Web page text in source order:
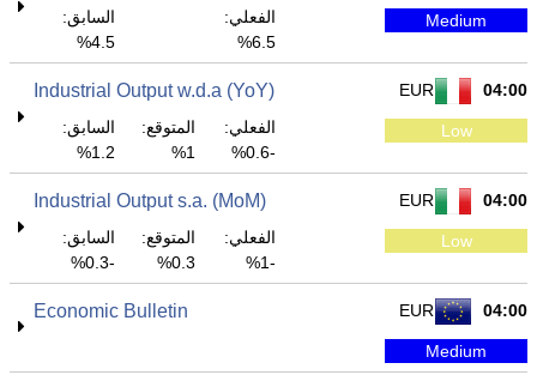
Medium
الفعلي:
6.5%
السابق:
4.5%
04:00
EUR
Industrial Output w.d.a (YoY)
Low
الفعلي:
-0.6%
المتوقع:
1%
السابق:
1.2%
04:00
EUR
Industrial Output s.a. (MoM)
Low
الفعلي:
-1%
المتوقع:
0.3%
السابق:
-0.3%
04:00
EUR
Economic Bulletin
Medium